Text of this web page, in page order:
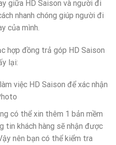
giữa HD Saison và người đi
nhanh chóng giúp người đi
của mình.
hợp đồng trả góp HD Saison
lại:
việc HD Saison để xác nhận
có thể xin thêm 1 bản mềm
tin khách hàng sẽ nhận được
nên bạn có thể kiểm tra